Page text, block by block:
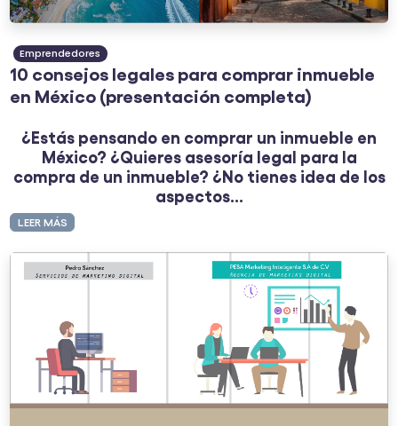
Emprendedores
10 consejos legales para comprar inmueble
en México (presentación completa)
¿Estás pensando en comprar un inmueble en
México? ¿Quieres asesoría legal para la
compra de un inmueble? ¿No tienes idea de los
aspectos...
LEER MÁS